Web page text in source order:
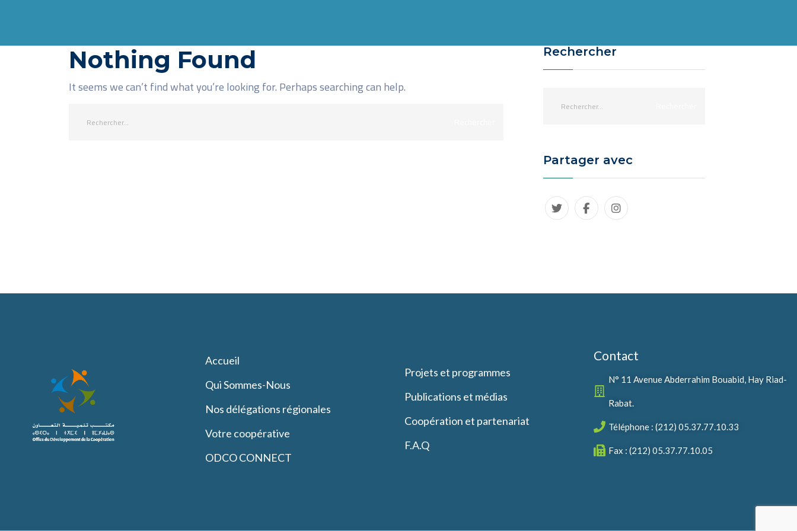
Nothing Found
It seems we can’t find what you’re looking for. Perhaps searching can help.
Rechercher
Partager avec
Accueil
Qui Sommes-Nous
Nos délégations régionales
Votre coopérative
ODCO CONNECT
Projets et programmes
Publications et médias
Coopération et partenariat
F.A.Q
Contact
N° 11 Avenue Abderrahim Bouabid, Hay Riad-
Rabat.
Téléphone : (212) 05.37.77.10.33
Fax : (212) 05.37.77.10.05